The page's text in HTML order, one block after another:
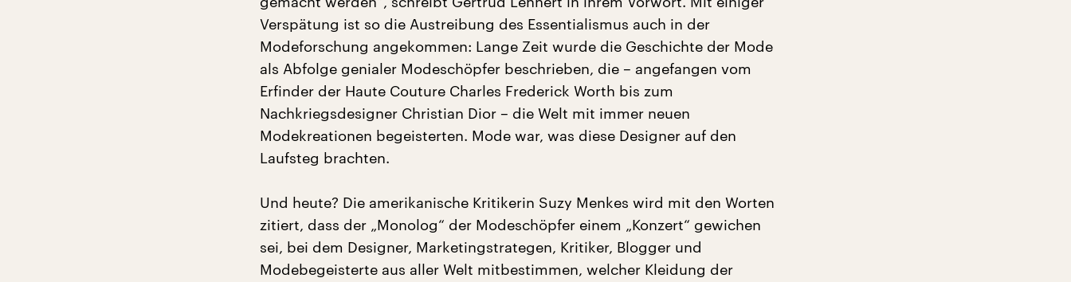
Verspätung ist so die Austreibung des Essentialismus auch in der
Modeforschung angekommen: Lange Zeit wurde die Geschichte der Mode
als Abfolge genialer Modeschöpfer beschrieben, die – angefangen vom
Erfinder der Haute Couture Charles Frederick Worth bis zum
Nachkriegsdesigner Christian Dior – die Welt mit immer neuen
Modekreationen begeisterten. Mode war, was diese Designer auf den
Laufsteg brachten.
Und heute? Die amerikanische Kritikerin Suzy Menkes wird mit den Worten
zitiert, dass der „Monolog“ der Modeschöpfer einem „Konzert“ gewichen
sei, bei dem Designer, Marketingstrategen, Kritiker, Blogger und
Modebegeisterte aus aller Welt mitbestimmen, welcher Kleidung der